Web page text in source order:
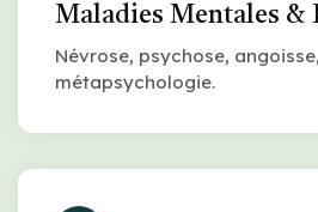
Maladies Mentales &
Névrose, psychose,
métapsychologie.